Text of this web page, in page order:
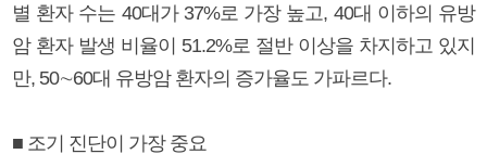
별 환자 수는 40대가 37%로 가장 높고, 40대 이하의 유방
암 환자 발생 비율이 51.2%로 절반 이상을 차지하고 있지
만, 50∼60대 유방암 환자의 증가율도 가파르다.
■ 조기 진단이 가장 중요